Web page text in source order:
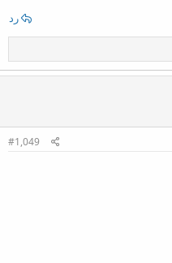
رد
#1,049